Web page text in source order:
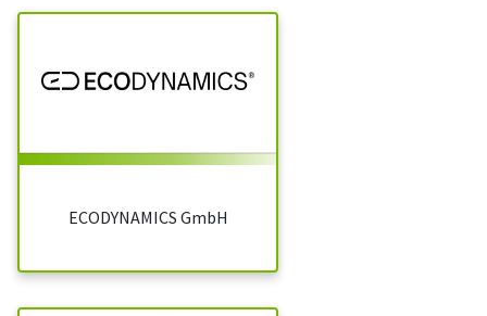
ECODYNAMICS GmbH